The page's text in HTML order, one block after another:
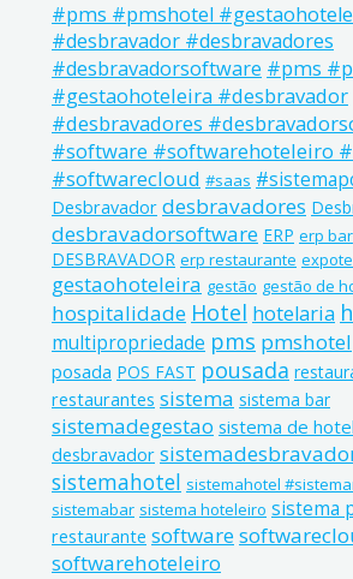
#pms #pmshotel
#desbravador #desbravadores
#desbravadorsoftware #pms
#gestaohoteleira #desbravador
#desbravadores
#software #softwarehoteleiro
#softwarecloud #saas
Desbravador desbravadores
desbravadorsoftware ERP erp bar
DESBRAVADOR erp restaurante
gestaohoteleira gestão gestão de
hospitalidade Hotel hotelaria
multipropriedade pms pmshotel
posada POS FAST pousada
restaurantes sistema sistema bar
sistemadegestao sistema de hotel
desbravador
sistemahotel sistemahotel
sistemabar sistema hoteleiro sistema
restaurante software
softwarehoteleiro